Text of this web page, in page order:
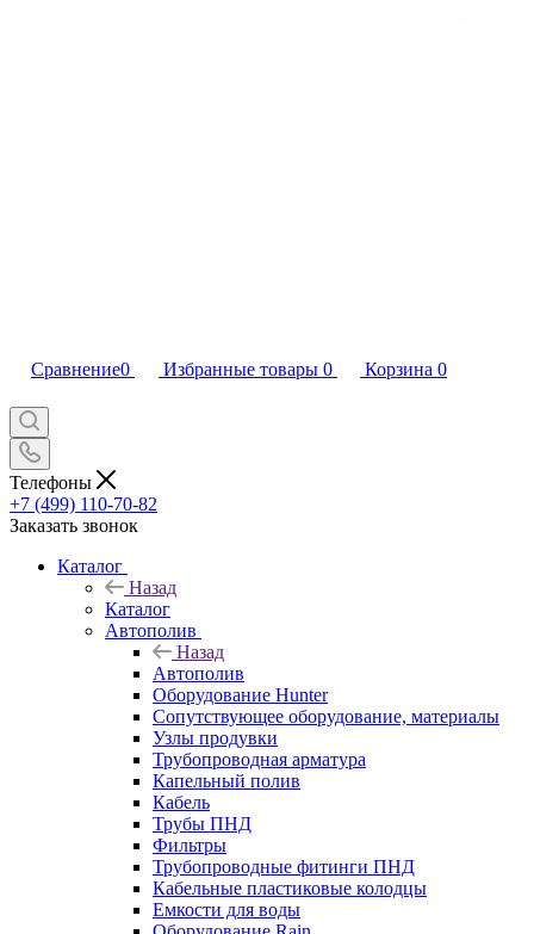
Сравнение0 Избранные товары 0 Корзина 0
Телефоны
+7 (499) 110-70-82
Заказать звонок
Каталог
Назад
Каталог
Автополив
Назад
Автополив
Оборудование Hunter
Сопутствующее оборудование, материалы
Узлы продувки
Трубопроводная арматура
Капельный полив
Кабель
Трубы ПНД
Фильтры
Трубопроводные фитинги ПНД
Кабельные пластиковые колодцы
Емкости для воды